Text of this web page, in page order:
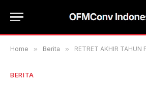
Home » Berita » RETRET AKHIR TAHUN
BERITA